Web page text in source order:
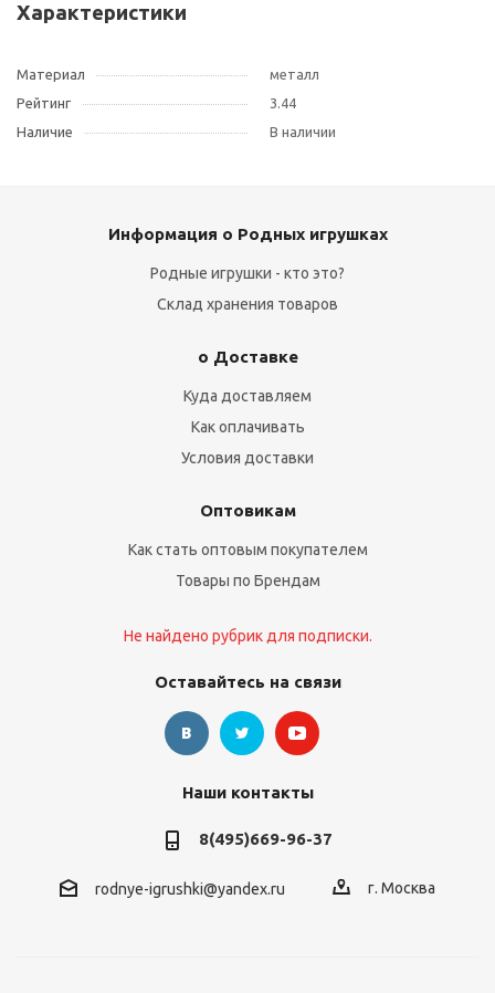
Характеристики
Материал
металл
Рейтинг
3.44
Наличие
В наличии
Информация о Родных игрушках
Родные игрушки - кто это?
Склад хранения товаров
о Доставке
Куда доставляем
Как оплачивать
Условия доставки
Оптовикам
Как стать оптовым покупателем
Товары по Брендам
Не найдено рубрик для подписки.
Оставайтесь на связи
Наши контакты
8(495)669-96-37
rodnye-igrushki@yandex.ru г. Москва